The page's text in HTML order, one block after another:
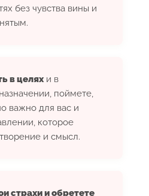
без чувства вины и
в целях и в
поймете,
важно для вас и
которое
и смысл.
страхи и обретете